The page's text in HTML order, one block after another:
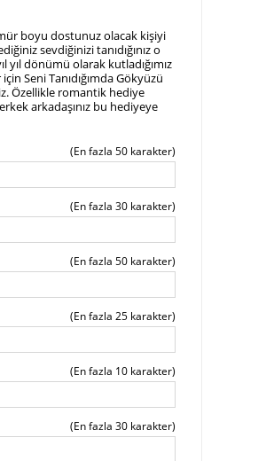
boyu dostunuz olacak kişiyi
sevdiğinizi tanıdığınız o
dönümü olarak kutladığımız
Seni Tanıdığımda Gökyüzü
Özellikle romantik hediye
arkadaşınız bu hediyeye
(En fazla 50 karakter)
(En fazla 30 karakter)
(En fazla 50 karakter)
(En fazla 25 karakter)
(En fazla 10 karakter)
(En fazla 30 karakter)